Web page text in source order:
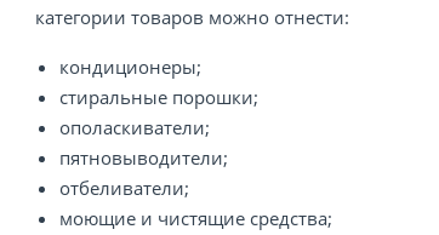
категории товаров можно отнести:
кондиционеры;
стиральные порошки;
ополаскиватели;
пятновыводители;
отбеливатели;
моющие и чистящие средства;